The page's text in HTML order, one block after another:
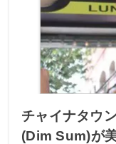
チャイナタウ
(Dim Sum)が